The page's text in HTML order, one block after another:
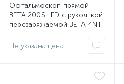
Офтальмоскоп прямой
BETA 200S LED с рукояткой
перезаряжаемой BETA 4NT
Heine, Германия
Не указана цена